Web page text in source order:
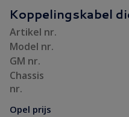
Koppelingskabel
Artikel nr.
Model nr.
GM nr.
Chassis
nr.
Opel prijs